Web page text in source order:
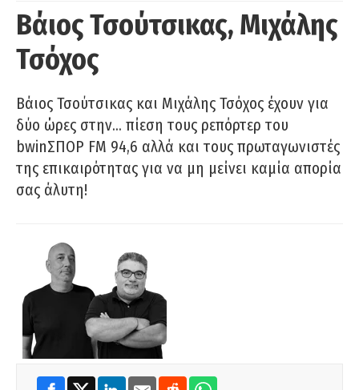
Βάιος Τσούτσικας, Μιχάλης
Τσόχος
Βάιος Τσούτσικας και Μιχάλης Τσόχος έχουν για
δύο ώρες στην… πίεση τους ρεπόρτερ του
bwinΣΠΟΡ FM 94,6 αλλά και τους πρωταγωνιστές
της επικαιρότητας για να μη μείνει καμία απορία
σας άλυτη!